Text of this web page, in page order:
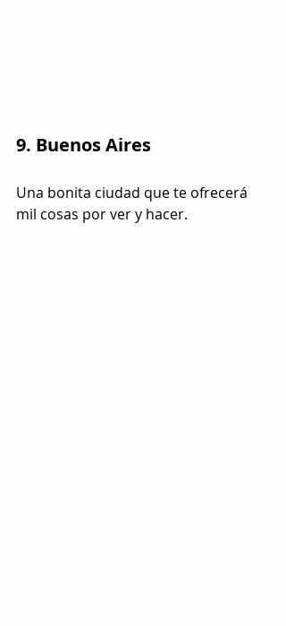
9. Buenos Aires
Una bonita ciudad que te ofrecerá
mil cosas por ver y hacer.